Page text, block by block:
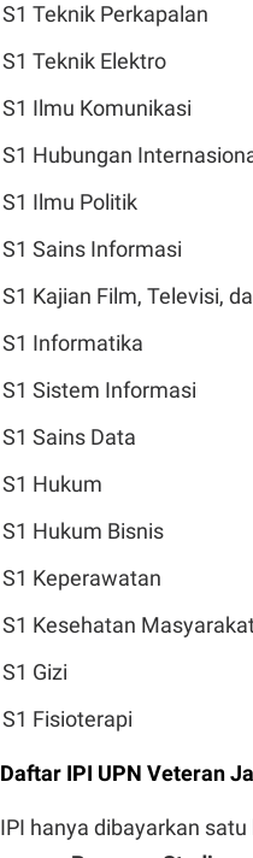
S1 Teknik Perkapalan
S1 Teknik Elektro
S1 Ilmu Komunikasi
S1 Hubungan
S1 Ilmu Politik
S1 Sains Informasi
S1 Kajian Film, Televisi,
S1 Informatika
S1 Sistem Informasi
S1 Sains Data
S1 Hukum
S1 Hukum Bisnis
S1 Keperawatan
S1 Kesehatan
S1 Gizi
S1 Fisioterapi
Daftar IPI UPN Veteran
IPI hanya dibayarkan